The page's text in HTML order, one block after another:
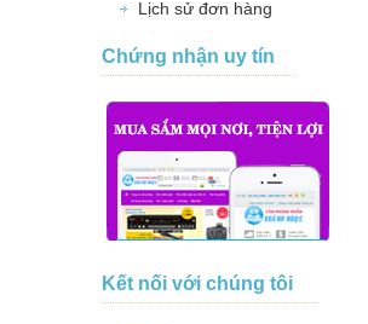
Lịch sử đơn hàng
Chứng nhận uy tín
Kết nối với chúng tôi